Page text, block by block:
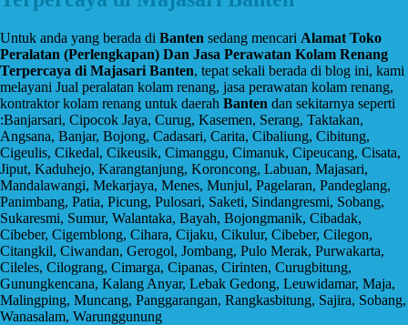
Untuk anda yang berada di Banten sedang mencari Alamat Toko
Peralatan (Perlengkapan) Dan Jasa Perawatan Kolam Renang
Terpercaya di Majasari Banten, tepat sekali berada di blog ini, kami
melayani Jual peralatan kolam renang, jasa perawatan kolam renang,
kontraktor kolam renang untuk daerah Banten dan sekitarnya seperti
:Banjarsari, Cipocok Jaya, Curug, Kasemen, Serang, Taktakan,
Angsana, Banjar, Bojong, Cadasari, Carita, Cibaliung, Cibitung,
Cigeulis, Cikedal, Cikeusik, Cimanggu, Cimanuk, Cipeucang, Cisata,
Jiput, Kaduhejo, Karangtanjung, Koroncong, Labuan, Majasari,
Mandalawangi, Mekarjaya, Menes, Munjul, Pagelaran, Pandeglang,
Panimbang, Patia, Picung, Pulosari, Saketi, Sindangresmi, Sobang,
Sukaresmi, Sumur, Walantaka, Bayah, Bojongmanik, Cibadak,
Cibeber, Cigemblong, Cihara, Cijaku, Cikulur, Cibeber, Cilegon,
Citangkil, Ciwandan, Gerogol, Jombang, Pulo Merak, Purwakarta,
Cileles, Cilograng, Cimarga, Cipanas, Cirinten, Curugbitung,
Gunungkencana, Kalang Anyar, Lebak Gedong, Leuwidamar, Maja,
Malingping, Muncang, Panggarangan, Rangkasbitung, Sajira, Sobang,
Wanasalam, Warunggunung